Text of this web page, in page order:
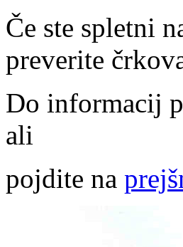
Če ste spletni
preverite
Do informacij
ali
pojdite na